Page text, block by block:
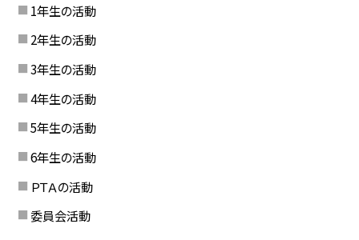
1年生の活動
2年生の活動
3年生の活動
4年生の活動
5年生の活動
6年生の活動
ＰＴＡの活動
委員会活動